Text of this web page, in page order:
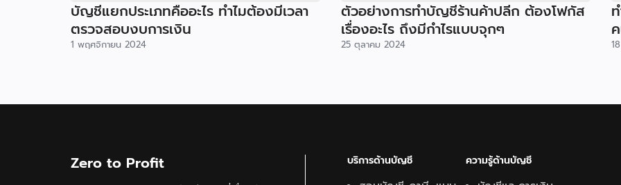
บัญชีแยกประเภทคืออะไร ทำไมต้องมีเวลา
ตรวจสอบงบการเงิน
1 พฤศจิกายน 2024
ตัวอย่างการทำบัญชีร้านค้าปลีก ต้องโฟกัส
เรื่องอะไร ถึงมีกำไรแบบจุกๆ
25 ตุลาคม 2024
Zero to Profit บริการด้านบัญชี ความรู้ด้านบัญชี